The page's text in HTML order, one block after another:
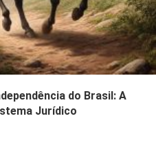
do Brasil: A
Jurídico